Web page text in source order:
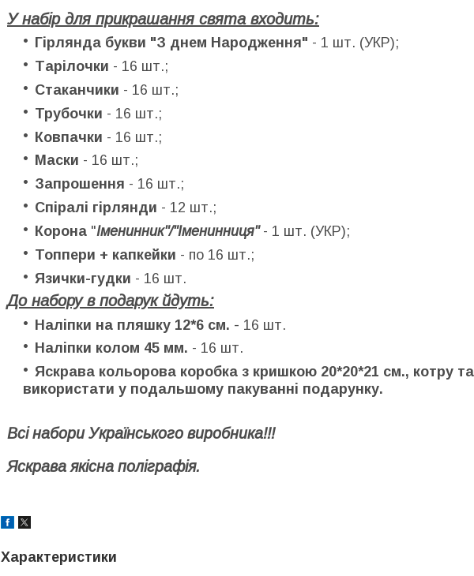
У набір для прикрашання свята входить:
Гірлянда букви "З днем Народження" - 1 шт. (УКР);
Тарілочки - 16 шт.;
Стаканчики - 16 шт.;
Трубочки - 16 шт.;
Ковпачки - 16 шт.;
Маски - 16 шт.;
Запрошення - 16 шт.;
Спіралі гірлянди - 12 шт.;
Корона "Іменинник"/"Іменинниця"- 1 шт. (УКР);
Топпери + капкейки - по 16 шт.;
Язички-гудки - 16 шт.
До набору в подарук йдуть:
Наліпки на пляшку 12*6 см. - 16 шт.
Наліпки колом 45 мм. - 16 шт.
Яскрава кольорова коробка з кришкою 20*20*21 см., котру
використати у подальшому пакуванні подарунку.
Всі набори Українського виробника!!!
Яскрава якісна поліграфія.
Характеристики